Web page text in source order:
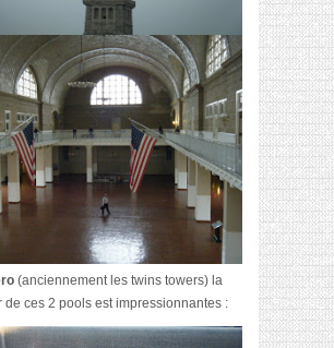
(anciennement les twins towers) la
de ces 2 pools est impressionnantes :